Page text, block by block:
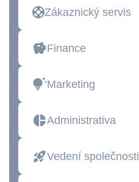
Zákaznický servis
Finance
Marketing
Administrativa
Vedení společnosti